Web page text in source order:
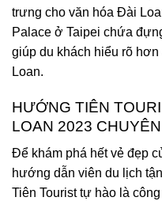
trưng cho văn hóa Đài
Palace ở Taipei chứa
giúp du khách hiểu rõ
Loan.
HƯỚNG TIÊN
LOAN 2023
Để khám phá hết vẻ đẹp
hướng dẫn viên du lịch
Tiên Tourist tự hào là